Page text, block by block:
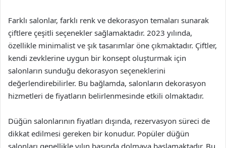
Farklı salonlar, farklı renk ve dekorasyon temaları sunarak
çiftlere çeşitli seçenekler sağlamaktadır. 2023 yılında,
özellikle minimalist ve şık tasarımlar öne çıkmaktadır. Çiftler,
kendi zevklerine uygun bir konsept oluşturmak için
salonların sunduğu dekorasyon seçeneklerini
değerlendirebilirler. Bu bağlamda, salonların dekorasyon
hizmetleri de fiyatların belirlenmesinde etkili olmaktadır.
Düğün salonlarının fiyatları dışında, rezervasyon süreci de
dikkat edilmesi gereken bir konudur. Popüler düğün
salonları genellikle yılın başında dolmaya başlamaktadır. Bu